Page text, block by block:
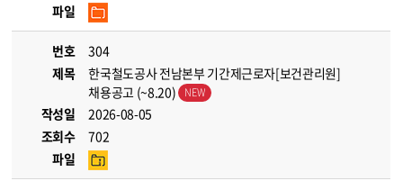
파일
번호
304
제목
한국철도공사 전남본부 기간제근로자[보건관리원]
채용공고 (~8.20)
작성일
2026-08-05
조회수
702
파일